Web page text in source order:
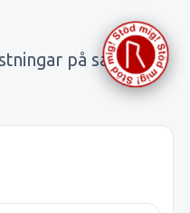
på samma